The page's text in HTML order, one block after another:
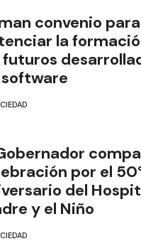
convenio para
la
futuros
por el
del
y el Niño